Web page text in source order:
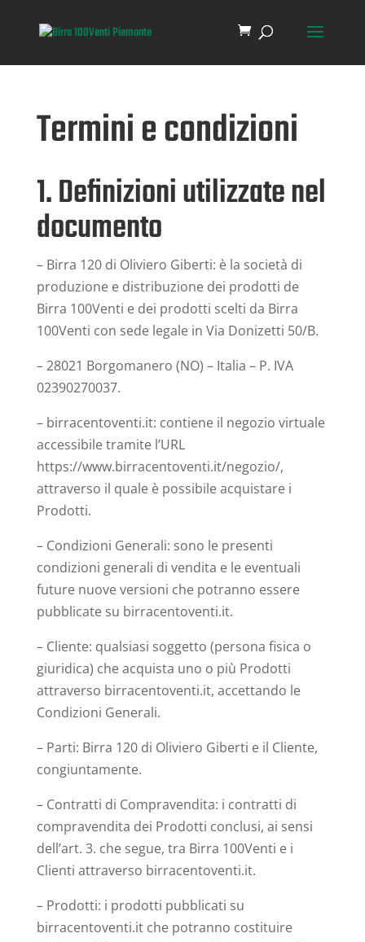
Termini e condizioni
1. Definizioni utilizzate nel
documento
– Birra 120 di Oliviero Giberti: è la società di
produzione e distribuzione dei prodotti de
Birra 100Venti e dei prodotti scelti da Birra
100Venti con sede legale in Via Donizetti 50/B.
– 28021 Borgomanero (NO) – Italia – P. IVA
02390270037.
– birracentoventi.it: contiene il negozio virtuale
accessibile tramite l’URL
https://www.birracentoventi.it/negozio/,
attraverso il quale è possibile acquistare i
Prodotti.
– Condizioni Generali: sono le presenti
condizioni generali di vendita e le eventuali
future nuove versioni che potranno essere
pubblicate su birracentoventi.it.
– Cliente: qualsiasi soggetto (persona fisica o
giuridica) che acquista uno o più Prodotti
attraverso birracentoventi.it, accettando le
Condizioni Generali.
– Parti: Birra 120 di Oliviero Giberti e il Cliente,
congiuntamente.
– Contratti di Compravendita: i contratti di
compravendita dei Prodotti conclusi, ai sensi
dell’art. 3. che segue, tra Birra 100Venti e i
Clienti attraverso birracentoventi.it.
– Prodotti: i prodotti pubblicati su
birracentoventi.it che potranno costituire